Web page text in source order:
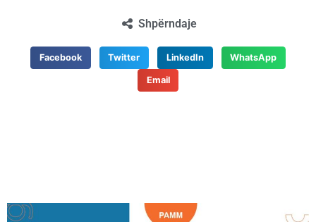
Shpërndaje
Facebook Twitter LinkedIn WhatsApp
Email